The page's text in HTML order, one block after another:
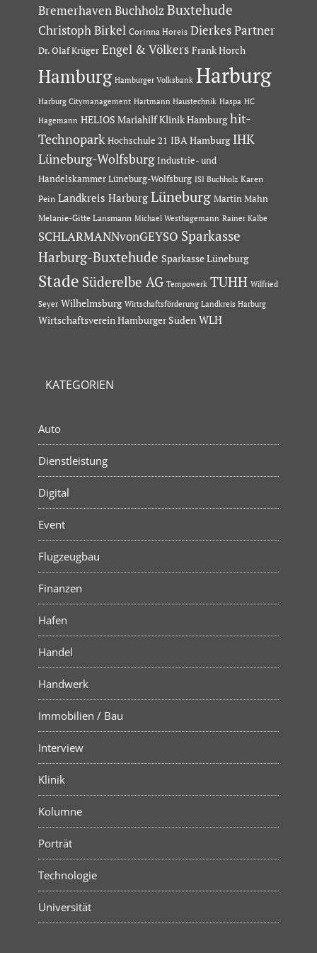
Bremerhaven Buchholz Buxtehude
Christoph Birkel Corinna Horeis Dierkes Partner
Dr. Olaf Krüger Engel & Völkers Frank Horch
Hamburg Hamburger Volksbank Harburg
Harburg Citymanagement Hartmann Haustechnik Haspa HC
Hagemann HELIOS Mariahilf Klinik Hamburg hit-
Technopark Hochschule 21 IBA Hamburg IHK
Lüneburg-Wolfsburg Industrie- und
Handelskammer Lüneburg-Wolfsburg ISI Buchholz Karen
Pein Landkreis Harburg Lüneburg Martin Mahn
Melanie-Gitte Lansmann Michael Westhagemann Rainer Kalbe
SCHLARMANNvonGEYSO Sparkasse
Harburg-Buxtehude Sparkasse Lüneburg
Stade Süderelbe AG Tempowerk TUHH Wilfried
Seyer Wilhelmsburg Wirtschaftsförderung Landkreis Harburg
Wirtschaftsverein Hamburger Süden WLH
KATEGORIEN
Auto
Dienstleistung
Digital
Event
Flugzeugbau
Finanzen
Hafen
Handel
Handwerk
Immobilien / Bau
Interview
Klinik
Kolumne
Porträt
Technologie
Universität